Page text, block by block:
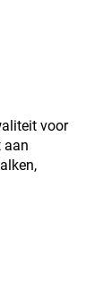
voor
aan